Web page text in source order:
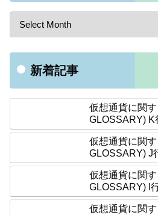
新着記事
仮想通貨に関
GLOSSARY) K
仮想通貨に関
GLOSSARY) J
仮想通貨に関
GLOSSARY) I
仮想通貨に関